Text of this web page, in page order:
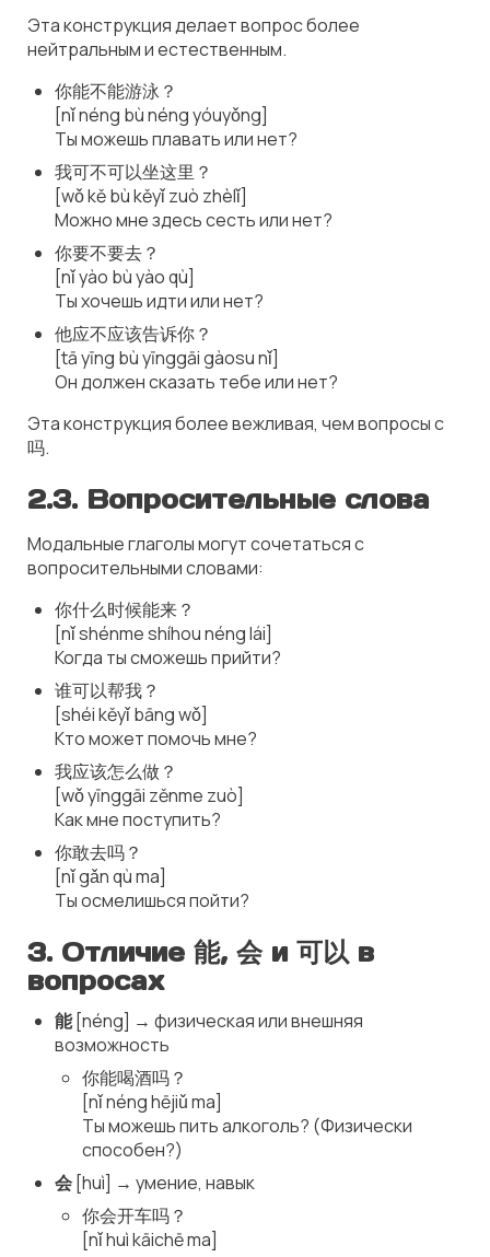
Эта конструкция делает вопрос более
нейтральным и естественным.
你能不能游泳？
[nǐ néng bù néng yóuyǒng]
Ты можешь плавать или нет?
我可不可以坐这里？
[wǒ kě bù kěyǐ zuò zhèlǐ]
Можно мне здесь сесть или нет?
你要不要去？
[nǐ yào bù yào qù]
Ты хочешь идти или нет?
他应不应该告诉你？
[tā yīng bù yīnggāi gàosu nǐ]
Он должен сказать тебе или нет?
Эта конструкция более вежливая, чем вопросы с
吗.
2.3. Вопросительные слова
Модальные глаголы могут сочетаться с
вопросительными словами:
你什么时候能来？
[nǐ shénme shíhou néng lái]
Когда ты сможешь прийти?
谁可以帮我？
[shéi kěyǐ bāng wǒ]
Кто может помочь мне?
我应该怎么做？
[wǒ yīnggāi zěnme zuò]
Как мне поступить?
你敢去吗？
[nǐ gǎn qù ma]
Ты осмелишься пойти?
3. Отличие 能, 会 и 可以 в
вопросах
能[néng] → физическая или внешняя
возможность
你能喝酒吗？
[nǐ néng hējiǔ ma]
Ты можешь пить алкоголь? (Физически
способен?)
会 [huì] → умение, навык
你会开车吗？
[nǐ huì kāichē ma]